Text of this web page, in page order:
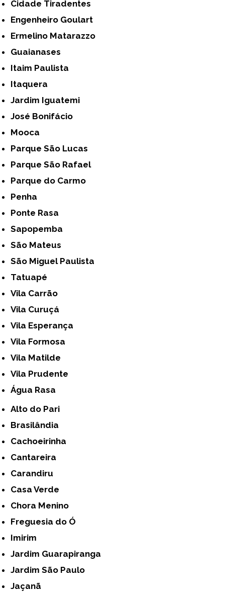
Cidade Tiradentes
Engenheiro Goulart
Ermelino Matarazzo
Guaianases
Itaim Paulista
Itaquera
Jardim Iguatemi
José Bonifácio
Mooca
Parque São Lucas
Parque São Rafael
Parque do Carmo
Penha
Ponte Rasa
Sapopemba
São Mateus
São Miguel Paulista
Tatuapé
Vila Carrão
Vila Curuçá
Vila Esperança
Vila Formosa
Vila Matilde
Vila Prudente
Água Rasa
Alto do Pari
Brasilândia
Cachoeirinha
Cantareira
Carandiru
Casa Verde
Chora Menino
Freguesia do Ó
Imirim
Jardim Guarapiranga
Jardim São Paulo
Jaçanã